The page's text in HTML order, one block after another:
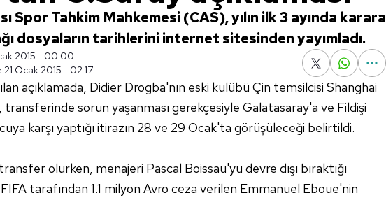
Spor Tahkim Mahkemesi (CAS), yılın ilk 3 ayında karara
dosyaların tarihlerini internet sitesinden yayımladı.
2015 - 00:00
21 Ocak 2015 - 02:17
açıklamada, Didier Drogba'nın eski kulübü Çin temsilcisi Shanghai
transferinde sorun yaşanması gerekçesiyle Galatasaray'a ve Fildişi
karşı yaptığı itirazın 28 ve 29 Ocak'ta görüşüleceği belirtildi.
olurken, menajeri Pascal Boissau'yu devre dışı bıraktığı
tarafından 1.1 milyon Avro ceza verilen Emmanuel Eboue'nin